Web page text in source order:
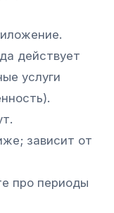
действует
услуги
зависит от
про периоды